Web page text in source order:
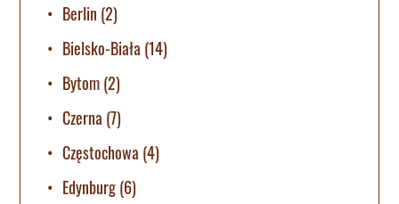
Berlin (2)
Bielsko-Biała (14)
Bytom(2)
Czerna (7)
Częstochowa (4)
Edynburg(6)